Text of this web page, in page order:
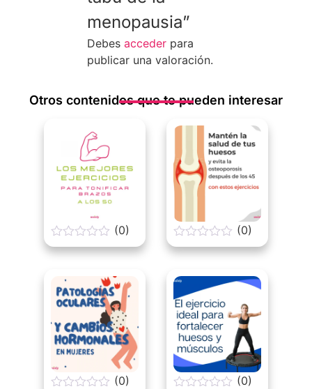
menopausia”
Debes accederpara
publicar una valoración.
Otros contenidos que te pueden interesar
0
o
(0)
0
t
f
5
(0)
(0) (0)